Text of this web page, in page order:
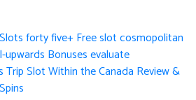
forty five+ Free slot cosmopolitan
upwards Bonuses evaluate
Trip Slot Within the Canada Review &